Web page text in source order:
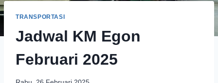
TRANSPORTASI
Jadwal KM Egon
Februari 2025